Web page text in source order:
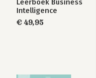
Leerboek Business
Intelligence
€ 49,95